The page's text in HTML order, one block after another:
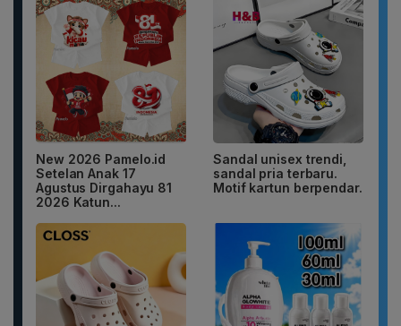
New 2026 Pamelo.id
Setelan Anak 17
Agustus Dirgahayu 81
2026 Katun...
Sandal unisex trendi,
sandal pria terbaru.
Motif kartun berpendar.